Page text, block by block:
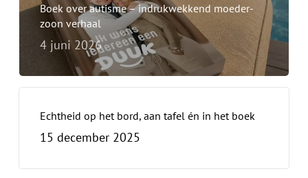
Boek over autisme – indrukwekkend moeder-
zoon verhaal
4 juni 2026
Echtheid op het bord, aan tafel én in het boek
15 december 2025